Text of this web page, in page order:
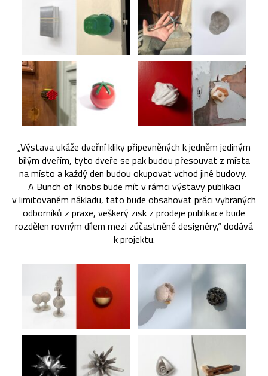
„Výstava ukáže dveřní kliky připevněných k jedněm jediným
bílým dveřím, tyto dveře se pak budou přesouvat z místa
na místo a každý den budou okupovat vchod jiné budovy.
A Bunch of Knobs bude mít v rámci výstavy publikaci
v limitovaném nákladu, tato bude obsahovat práci vybraných
odborníků z praxe, veškerý zisk z prodeje publikace bude
rozdělen rovným dílem mezi zúčastněné designéry,“ dodává
k projektu.